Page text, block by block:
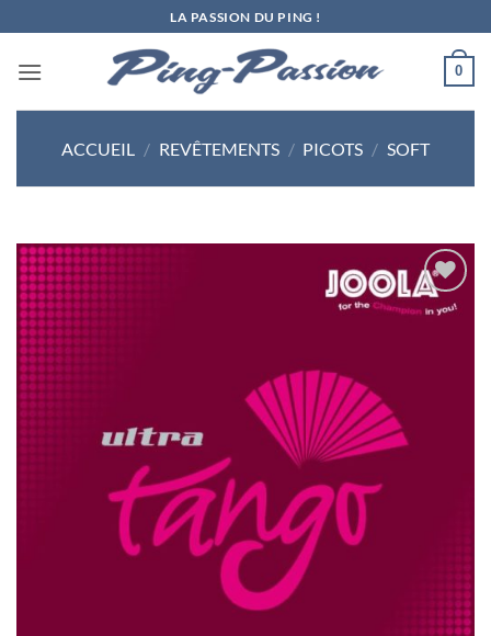
au
contenu
LA PASSION DU PING !
0
ACCUEIL / REVÊTEMENTS / PICOTS / SOFT
Ajouter